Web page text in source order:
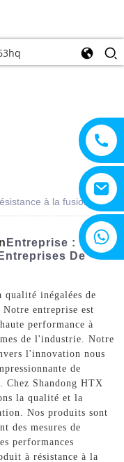
à la fusion
Entreprise :
De
inégalées de
entreprise est
performance à
de l'industrie. Notre
l'innovation nous
de
Chez Shandong HTX
la qualité et la
Nos produits sont
des mesures de
performances
à résistance à la